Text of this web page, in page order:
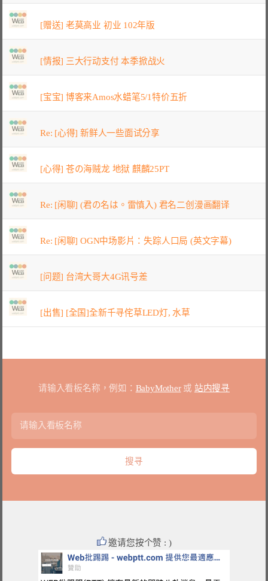
[赠送] 老莫高业 初业 102年版
[情报] 三大行动支付 本季掀战火
[宝宝] 博客来Amos水蜡笔5/1特价五折
Re: [心得] 新鲜人一些面试分享
[心得] 苍の海贼龙 地狱 麒麟25PT
Re: [闲聊] (君の名は。雷慎入) 君名二创漫画翻译
Re: [闲聊] OGN中场影片：失踪人口局 (英文字幕)
[问题] 台湾大哥大4G讯号差
[出售] [全国]全新千寻侘草LED灯, 水草
请输入看板名称，例如： BabyMother或 站内搜寻
邀请您按个赞 : )